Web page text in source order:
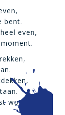
bent.
even,
wordt